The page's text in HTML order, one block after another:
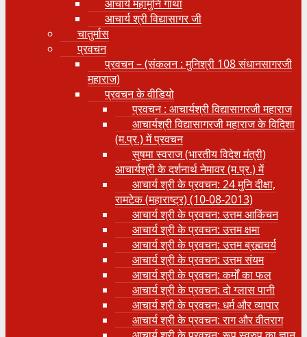
आचार्य महामुनि गाथा
आचार्य श्री विद्यासागर जी
चातुर्मास
प्रवचन
प्रवचन – (संकलन : मुनिश्री 108 संधानसागरजी
महाराज)
प्रवचन के वीडियो
प्रवचन : आचार्यश्री ‍विद्यासागरजी महाराज
आचार्यश्री विद्यासागरजी महाराज के विदिशा
(म.प्र.) में प्रवचन
सुषमा स्वराज (भारतीय विदेश मंत्री)
आचार्यश्री के दर्शनार्थ नेमावर (म.प्र.) में
आचार्य श्री के प्रवचन: 24 मुनि दीक्षा,
रामटेक (महाराष्ट्र) (10-08-2013)
आचार्य श्री के प्रवचन: उत्तम आकिंचन
आचार्य श्री के प्रवचन: उत्तम क्षमा
आचार्य श्री के प्रवचन: उत्तम ब्रह्मचर्य
आचार्य श्री के प्रवचन: उत्तम संयम
आचार्य श्री के प्रवचन: कर्मों का फल
आचार्य श्री के प्रवचन: दो ग्लास पानी
आचार्य श्री के प्रवचन: धर्म और व्यापार
आचार्य श्री के प्रवचन: राग और वीतराग